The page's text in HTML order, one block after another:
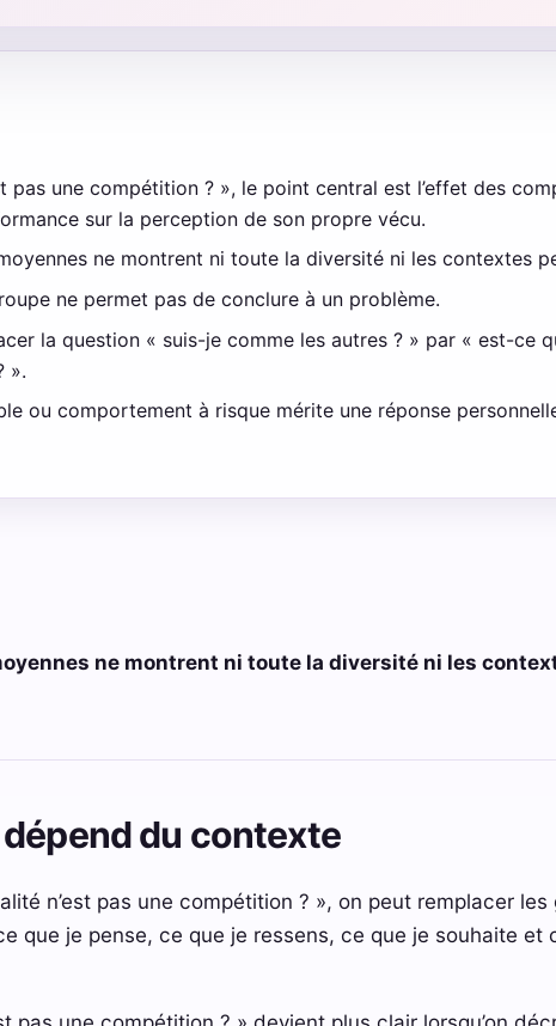
pas une compétition ? », le point central est l’effet des
sur la perception de son propre vécu.
ne montrent ni toute la diversité ni les contextes
ne permet pas de conclure à un problème.
la question « suis-je comme les autres ? » par « est-ce
».
ou comportement à risque mérite une réponse
ne montrent ni toute la diversité ni les
du contexte
n’est pas une compétition ? », on peut remplacer les
que je pense, ce que je ressens, ce que je souhaite et